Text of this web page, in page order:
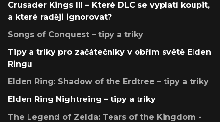
Crusader Kings III – Které DLC se vyplatí koupit,
a které raději ignorovat?
Songs of Conquest – tipy a triky
Tipy a triky pro začátečníky v obřím světě Elden
Ringu
Elden Ring: Shadow of the Erdtree – tipy a triky
Elden Ring Nightreing – tipy a triky
The Legend of Zelda: Tears of the Kingdom -